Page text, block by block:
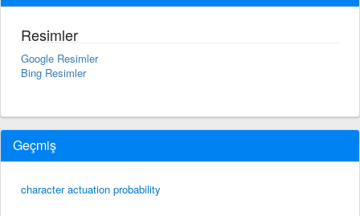
Resimler
Google Resimler
Bing Resimler
Geçmiş
character actuation probability